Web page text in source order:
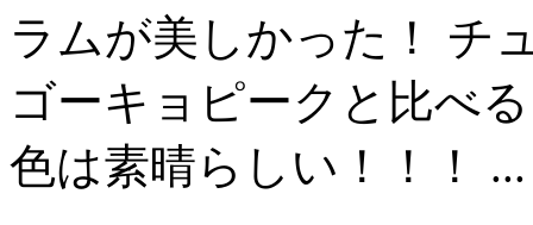
ラムが美しかった！ チ
ゴーキョピークと比べ
色は素晴らしい！！！ ...